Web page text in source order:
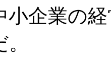
小企業の